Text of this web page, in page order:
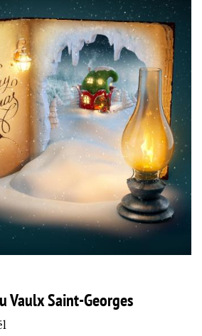
Vaulx Saint-Georges